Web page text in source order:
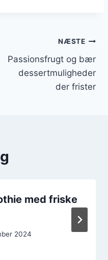
NÆSTE
Passionsfrugt og bær
dessertmuligheder
der frister
med friske
2024